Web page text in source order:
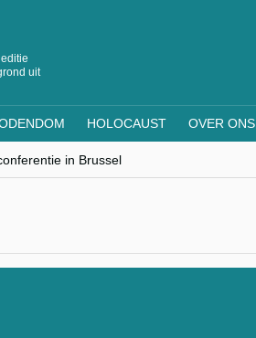
uit
HOLOCAUST OVER ONS
in Brussel
Jinnih Beels (Vooruit)
kosher travel en simchas wereldwijd